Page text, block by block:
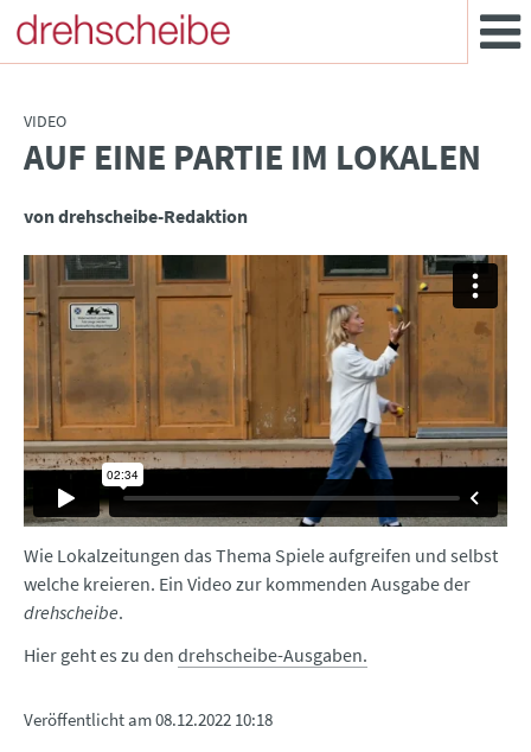
VIDEO
AUF EINE PARTIE IM LOKALEN
von drehscheibe-Redaktion
Wie Lokalzeitungen das Thema Spiele aufgreifen und selbst
welche kreieren. Ein Video zur kommenden Ausgabe der
drehscheibe.
Hier geht es zu den drehscheibe-Ausgaben.
Veröffentlicht am08.12.2022 10:18